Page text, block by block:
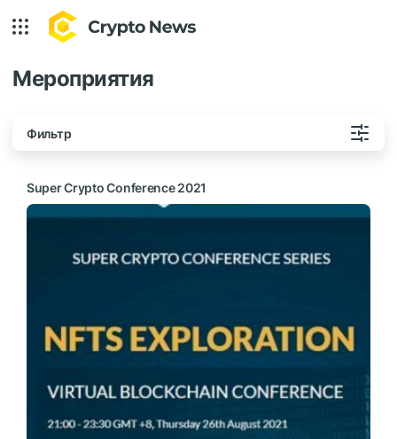
Мероприятия
Фильтр
Super Crypto Conference 2021